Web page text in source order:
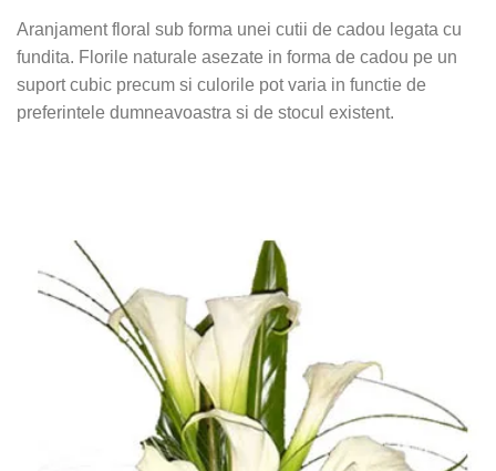
Aranjament floral sub forma unei cutii de cadou legata cu
fundita. Florile naturale asezate in forma de cadou pe un
suport cubic precum si culorile pot varia in functie de
preferintele dumneavoastra si de stocul existent.